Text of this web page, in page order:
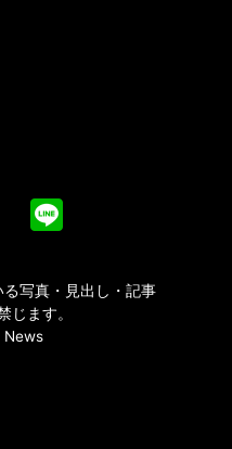
写真・見出し・記事
じます。
News